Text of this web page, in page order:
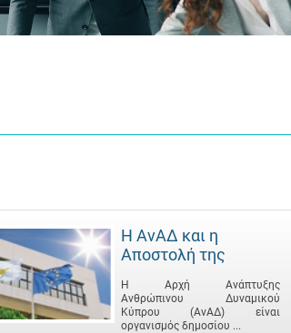
Η ΑνΑΔ και η
Αποστολή της
Η Αρχή Ανάπτυξης
Ανθρώπινου Δυναμικού
Κύπρου (ΑνΑΔ) είναι
οργανισμός δημοσίου ...